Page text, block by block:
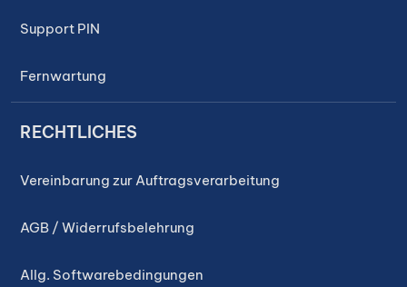
Support PIN
Fernwartung
RECHTLICHES
Vereinbarung zur Auftragsverarbeitung
AGB / Widerrufsbelehrung
Allg. Softwarebedingungen